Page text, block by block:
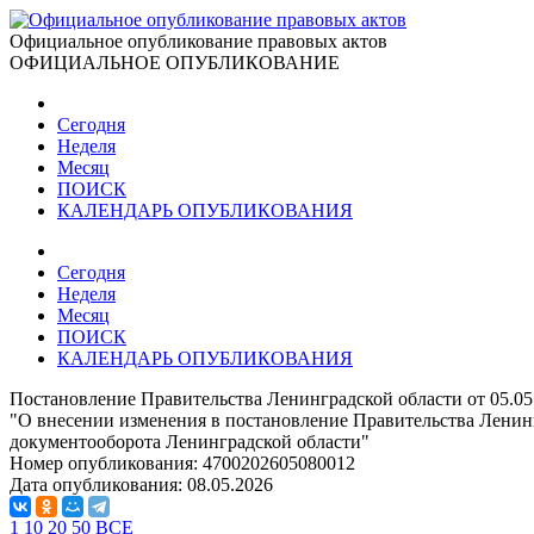
Официальное опубликование правовых актов
ОФИЦИАЛЬНОЕ ОПУБЛИКОВАНИЕ
Сегодня
Неделя
Месяц
ПОИСК
КАЛЕНДАРЬ ОПУБЛИКОВАНИЯ
Сегодня
Неделя
Месяц
ПОИСК
КАЛЕНДАРЬ ОПУБЛИКОВАНИЯ
Постановление Правительства Ленинградской области от
"О внесении изменения в постановление Правительства
документооборота Ленинградской области"
Номер опубликования: 4700202605080012
Дата опубликования: 08.05.2026
1 10 20 50 ВСЕ